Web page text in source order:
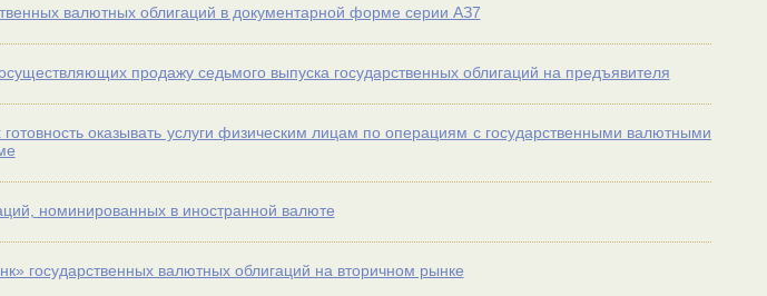
валютных облигаций в документарной форме серии АЗ7
продажу седьмого выпуска государственных облигаций на предъявителя
оказывать услуги физическим лицам по операциям с государственными валютными
номинированных в иностранной валюте
государственных валютных облигаций на вторичном рынке